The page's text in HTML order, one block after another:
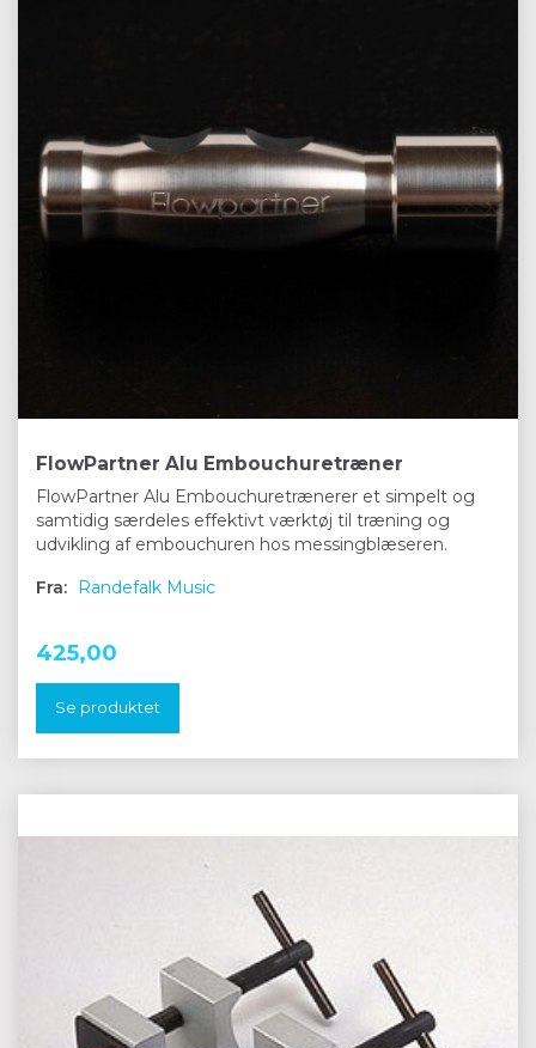
FlowPartner Alu Embouchuretræner
FlowPartner Alu Embouchuretrænerer et simpelt og
samtidig særdeles effektivt værktøj til træning og
udvikling af embouchuren hos messingblæseren.
Fra: Randefalk Music
425,00
Se produktet